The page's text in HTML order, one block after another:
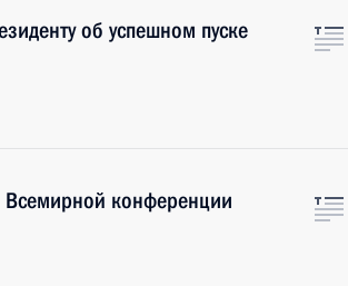
об успешном пуске
Всемирной конференции